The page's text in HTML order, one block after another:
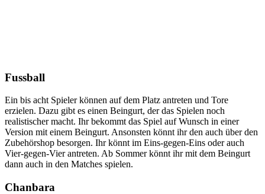
Fussball
Ein bis acht Spieler können auf dem Platz antreten und Tore
erzielen. Dazu gibt es einen Beingurt, der das Spielen noch
realistischer macht. Ihr bekommt das Spiel auf Wunsch in einer
Version mit einem Beingurt. Ansonsten könnt ihr den auch über den
Zubehörshop besorgen. Ihr könnt im Eins-gegen-Eins oder auch
Vier-gegen-Vier antreten. Ab Sommer könnt ihr mit dem Beingurt
dann auch in den Matches spielen.
Chanbara